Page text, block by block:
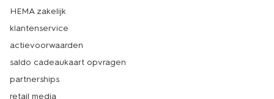
HEMA zakelijk
klantenservice
actievoorwaarden
saldo cadeaukaart opvragen
partnerships
retail media